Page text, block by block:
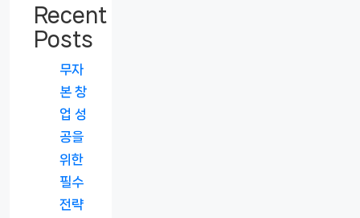
Recent
Posts
무자
본 창
업 성
공을
위한
필수
전략